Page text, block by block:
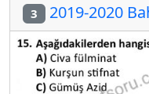
3 2019-2020